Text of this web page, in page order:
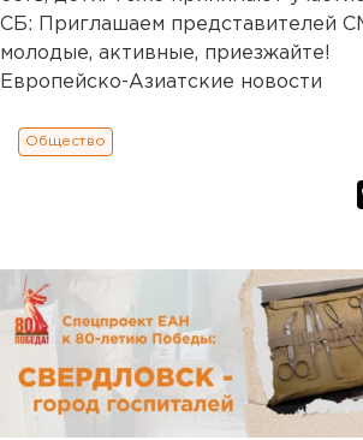
СБ: Приглашаем представителей
молодые, активные, приезжайте!
Европейско-Азиатские новости
Общество